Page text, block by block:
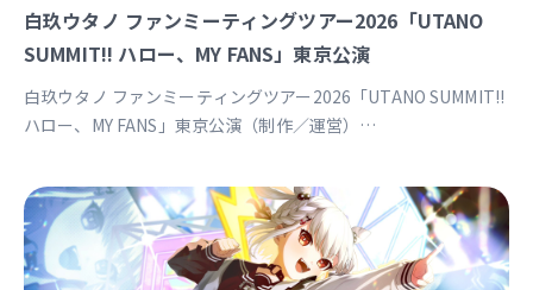
白玖ウタノ ファンミーティングツアー2026「UTANO
SUMMIT!! ハロー、MY FANS」東京公演
白玖ウタノ ファンミーティングツアー2026「UTANO SUMMIT!!
ハロー、MY FANS」東京公演（制作／運営）